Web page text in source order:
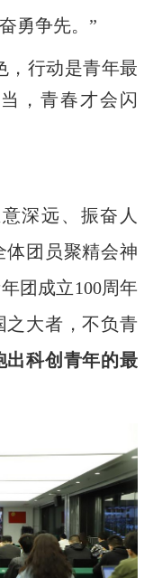
勇争先。”
，行动是青年最
，青春才会闪
深远、振奋人
体团员聚精会神
团成立100周年
之大者，不负青
出科创青年的最